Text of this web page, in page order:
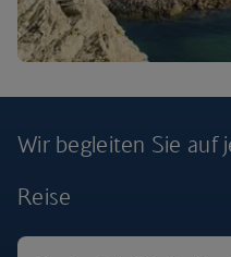
Flugziele
Wir begleiten Sie auf
Reise